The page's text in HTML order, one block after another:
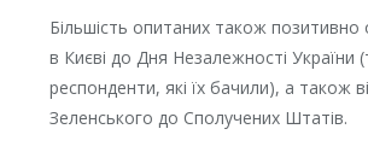
Більшість опитаних також позитивно
в Києві до Дня Незалежності України
респонденти, які їх бачили), а також
Зеленського до Сполучених Штатів.